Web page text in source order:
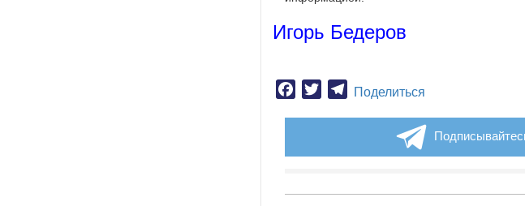
Игорь Бедеров
Facebook
TwitterTelegram
Поделиться